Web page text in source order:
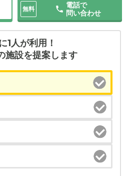
無料
電話で
問い合わせ
1人が利用！
施設を提案します